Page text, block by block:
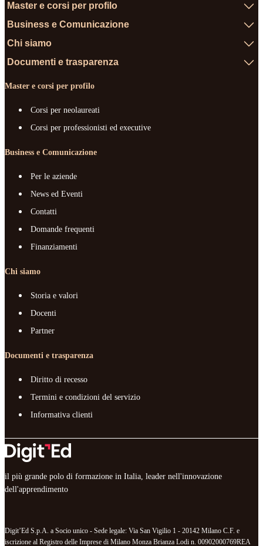
Master e corsi per profilo
Business e Comunicazione
Chi siamo
Documenti e trasparenza
Master e corsi per profilo
Corsi per neolaureati
Corsi per professionisti ed executive
Business e Comunicazione
Per le aziende
News ed Eventi
Contatti
Domande frequenti
Finanziamenti
Chi siamo
Storia e valori
Docenti
Partner
Documenti e trasparenza
Diritto di recesso
Termini e condizioni del servizio
Informativa clienti
il più grande polo di formazione in Italia, leader nell'innovazione
dell'apprendimento
Digit’Ed S.p.A. a Socio unico - Sede legale: Via San Vigilio 1 - 20142 Milano C.F. e
iscrizione al Registro delle Imprese di Milano Monza Brianza Lodi n. 00902000769REA